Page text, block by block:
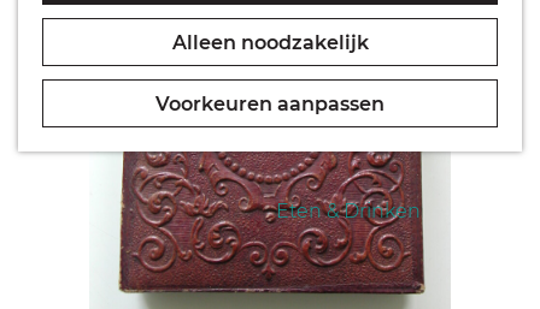
Alleen noodzakelijk
Voorkeuren aanpassen
Naar het museum
Eten & Drinken